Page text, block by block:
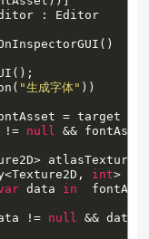
: Editor
"生成字体" ))
= target
!= null &&
int>
data in
!= null &&